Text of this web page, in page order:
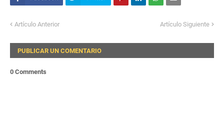
Artículo Anterior Artículo Siguiente
PUBLICAR UN COMENTARIO
0 Comments